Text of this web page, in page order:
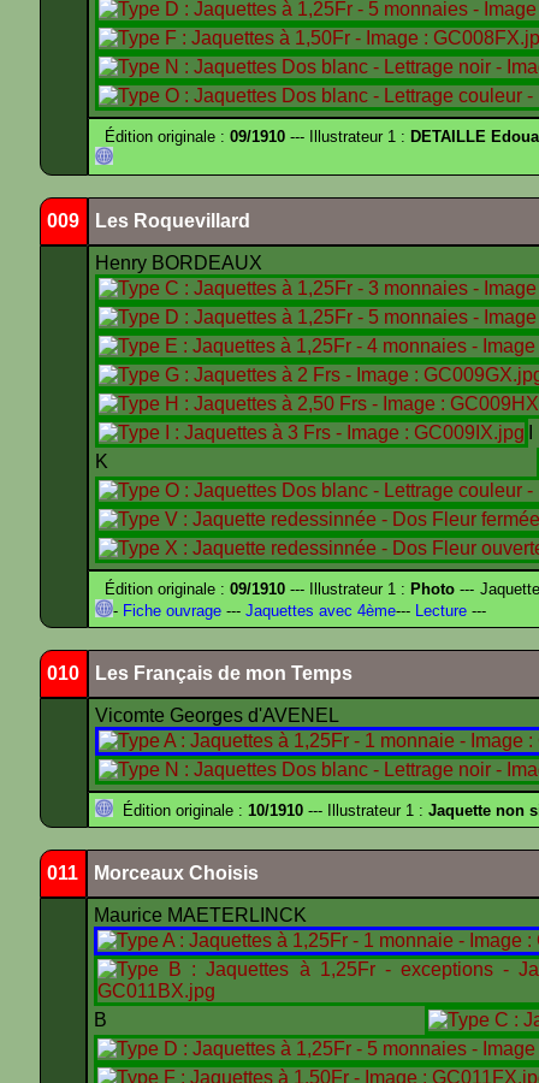
Édition originale : 09/1910 --- Illustrateur 1 : DETAILLE
009 Les Roquevillard
Henry BORDEAUX
K
Édition originale :09/1910 --- Illustrateur 1 : Photo ---
- Fiche ouvrage --- Jaquettes avec 4ème--- Lecture ---
010 Les Français de mon Temps
Vicomte Georges d'AVENEL
Édition originale : 10/1910 --- Illustrateur 1 : Jaquette non
011 Morceaux Choisis
Maurice MAETERLINCK
B